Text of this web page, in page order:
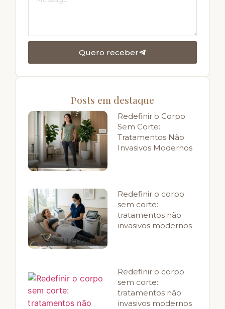
Quero receber
Posts em destaque
Redefinir o Corpo
Sem Corte:
Tratamentos Não
Invasivos Modernos
Redefinir o corpo
sem corte:
tratamentos não
invasivos modernos
Redefinir o corpo
sem corte:
tratamentos não
invasivos modernos